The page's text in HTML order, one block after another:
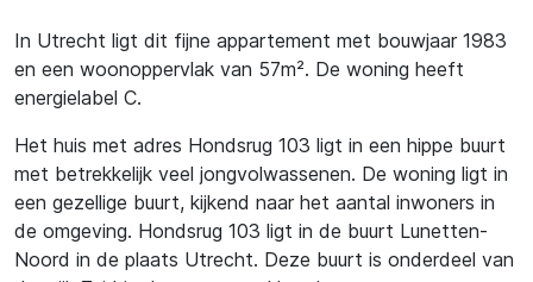
In Utrecht ligt dit fijne appartement met bouwjaar 1983
en een woonoppervlak van 57m². De woning heeft
energielabel C.
Het huis met adres Hondsrug 103 ligt in een hippe buurt
met betrekkelijk veel jongvolwassenen. De woning ligt in
een gezellige buurt, kijkend naar het aantal inwoners in
de omgeving. Hondsrug 103 ligt in de buurt Lunetten-
Noord in de plaats Utrecht. Deze buurt is onderdeel van